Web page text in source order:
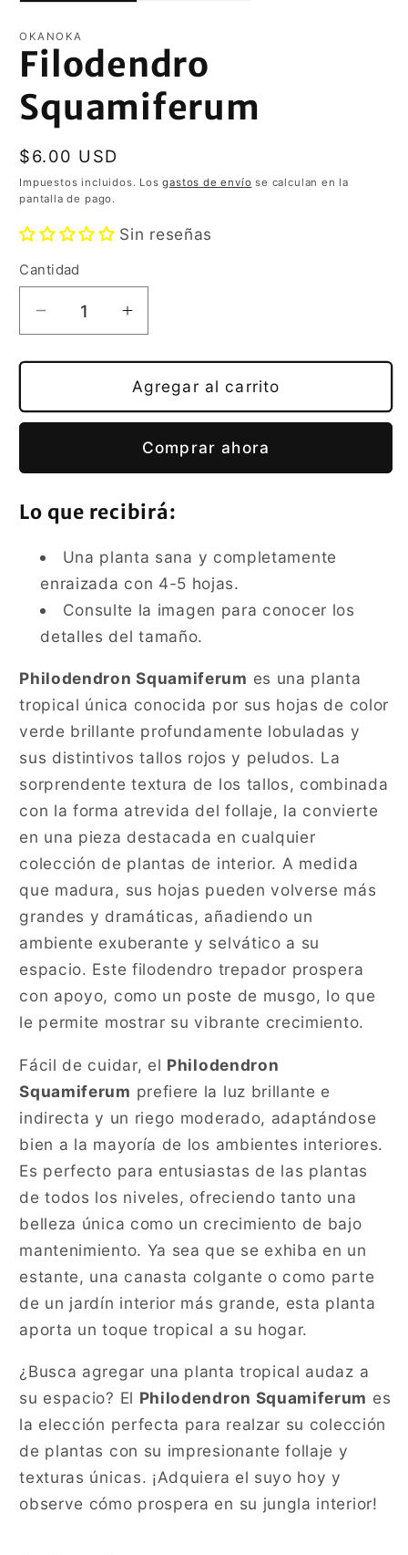
OKANOKA
Filodendro
Squamiferum
Precio
habitual
$6.00 USD
Impuestos incluidos. Losgastos de envío se calculan en la
pantalla de pago.
Sin reseñas
Cantidad
Reducir
cantidad
para
Squamiferum
Aumentar
cantidad
para
Filodendro
Squamiferum
Agregar al carrito
Comprar ahora
Lo que recibirá:
Una planta sana y completamente
enraizada con 4-5 hojas.
Consulte la imagen para conocer los
detalles del tamaño.
Philodendron Squamiferum es una planta
tropical única conocida por sus hojas de color
verde brillante profundamente lobuladas y
sus distintivos tallos rojos y peludos. La
sorprendente textura de los tallos, combinada
con la forma atrevida del follaje, la convierte
en una pieza destacada en cualquier
colección de plantas de interior. A medida
que madura, sus hojas pueden volverse más
grandes y dramáticas, añadiendo un
ambiente exuberante y selvático a su
espacio. Este filodendro trepador prospera
con apoyo, como un poste de musgo, lo que
le permite mostrar su vibrante crecimiento.
Fácil de cuidar, el Philodendron
Squamiferum prefiere la luz brillante e
indirecta y un riego moderado, adaptándose
bien a la mayoría de los ambientes interiores.
Es perfecto para entusiastas de las plantas
de todos los niveles, ofreciendo tanto una
belleza única como un crecimiento de bajo
mantenimiento. Ya sea que se exhiba en un
estante, una canasta colgante o como parte
de un jardín interior más grande, esta planta
aporta un toque tropical a su hogar.
¿Busca agregar una planta tropical audaz a
su espacio? El Philodendron Squamiferum es
la elección perfecta para realzar su colección
de plantas con su impresionante follaje y
texturas únicas. ¡Adquiera el suyo hoy y
observe cómo prospera en su jungla interior!